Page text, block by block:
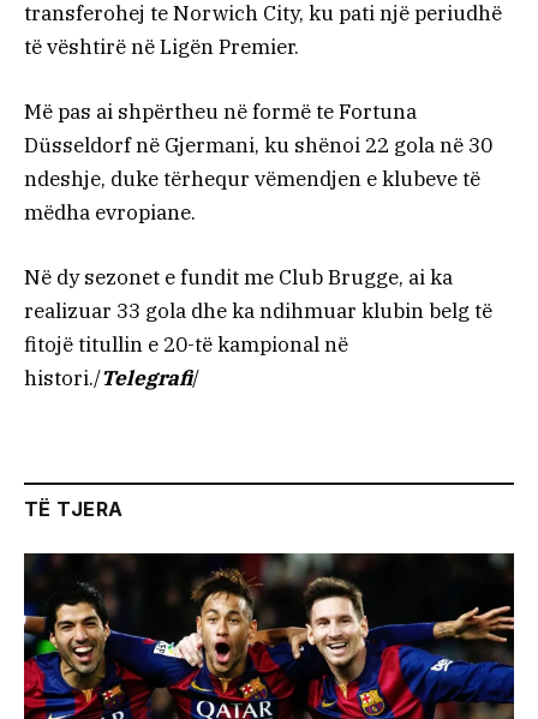
transferohej te Norwich City, ku pati një periudhë
të vështirë në Ligën Premier.
Më pas ai shpërtheu në formë te Fortuna
Düsseldorf në Gjermani, ku shënoi 22 gola në 30
ndeshje, duke tërhequr vëmendjen e klubeve të
mëdha evropiane.
Në dy sezonet e fundit me Club Brugge, ai ka
realizuar 33 gola dhe ka ndihmuar klubin belg të
fitojë titullin e 20-të kampional në
histori./Telegrafi/
TË TJERA